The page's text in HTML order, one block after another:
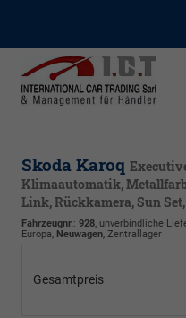
Skoda Karoq
Klimaautomatik,
Link, Rückkamera, Sun
Fahrzeugnr.: 928, unverbindliche
Europa, Neuwagen, Zentrallager
Gesamtpreis